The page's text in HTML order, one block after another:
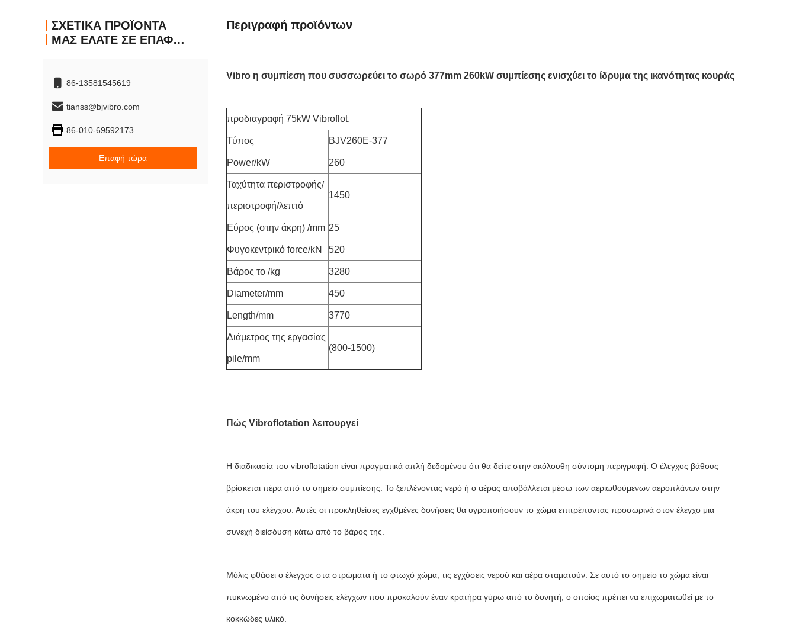
ΣΧΕΤΙΚΑ ΠΡΟΪΟΝΤΑ
ΜΑΣ ΕΛΆΤΕ ΣΕ ΕΠΑΦΉ ΜΕ
86-13581545619
tianss@bjvibro.com
86-010-69592173
Επαφή τώρα
Περιγραφή προϊόντων
Vibro η συμπίεση που συσσωρεύει το σωρό 377mm 260kW συμπίεσης ενισχύει το ίδρυμα της ικανότητας κουράς
προδιαγραφή 75kW Vibroflot.
Τύπος BJV260E-377
Power/kW 260
Ταχύτητα περιστροφής/
περιστροφή/λεπτό
1450
Εύρος (στην άκρη) /mm 25
Φυγοκεντρικό force/kN 520
Βάρος το /kg 3280
Diameter/mm 450
Length/mm 3770
Διάμετρος της εργασίας
pile/mm
(800-1500)
Πώς Vibroflotation λειτουργεί
Η διαδικασία του vibroflotation είναι πραγματικά απλή δεδομένου ότι θα δείτε στην ακόλουθη σύντομη περιγραφή. Ο έλεγχος βάθους
βρίσκεται πέρα από το σημείο συμπίεσης. Το ξεπλένοντας νερό ή ο αέρας αποβάλλεται μέσω των αεριωθούμενων αεροπλάνων στην
άκρη του ελέγχου. Αυτές οι προκληθείσες εγχθμένες δονήσεις θα υγροποιήσουν το χώμα επιτρέποντας προσωρινά στον έλεγχο μια
συνεχή διείσδυση κάτω από το βάρος της.
Μόλις φθάσει ο έλεγχος στα στρώματα ή το φτωχό χώμα, τις εγχύσεις νερού και αέρα σταματούν. Σε αυτό το σημείο το χώμα είναι
πυκνωμένο από τις δονήσεις ελέγχων που προκαλούν έναν κρατήρα γύρω από το δονητή, ο οποίος πρέπει να επιχωματωθεί με το
κοκκώδες υλικό.